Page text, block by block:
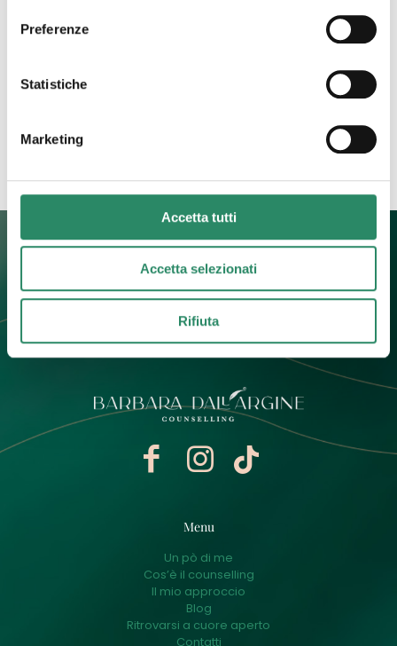
Preferenze
Statistiche
Marketing
Accetta tutti
Accetta selezionati
Rifiuta
Un passo dopo l’altro
e così facendo si ripulisce il campo di ciò che è
stato, di ciò che ancora
Leggi tutto
Contatti
+39 392 0247774
info@barbaradallargine.it
Menu
Un pò di me
Cos’è il counselling
Il mio approccio
Blog
Ritrovarsi a cuore aperto
Contatti